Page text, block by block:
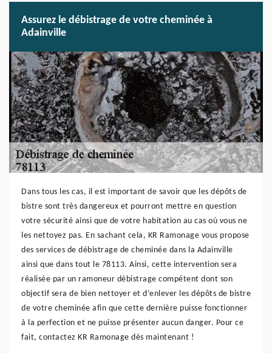
Assurez le débistrage de votre cheminée à
Adainville
Dans tous les cas, il est important de savoir que les dépôts de
bistre sont très dangereux et pourront mettre en question
votre sécurité ainsi que de votre habitation au cas où vous ne
les nettoyez pas. En sachant cela, KR Ramonage vous propose
des services de débistrage de cheminée dans la Adainville
ainsi que dans tout le 78113. Ainsi, cette intervention sera
réalisée par un ramoneur débistrage compétent dont son
objectif sera de bien nettoyer et d’enlever les dépôts de bistre
de votre cheminée afin que cette dernière puisse fonctionner
à la perfection et ne puisse présenter aucun danger. Pour ce
fait, contactez KR Ramonage dès maintenant !